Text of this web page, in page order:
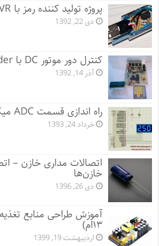
پروژه تولید کننده رمز با AVR
دی 22, 1392
کنترل دور موتور DC با Encoder
آذر 14, 1392
راه اندازی قسمت ADC میکروکنترلر LPC2138
خرداد 24, 1393
اتصالات مداری خازن‌ –
خازن‌ها
دی 26, 1396
آموزش طراحی منابع
۱۳ام)
اردیبهشت 19, 1399